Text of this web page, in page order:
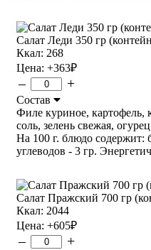
Салат Леди 350 гр
Ккал: 268
Цена: +363₽
– +
Состав
Филе куриное, картофель,
соль, зелень свежая,
На 100 г. блюдо содержит:
углеводов - 3 гр.
Салат Пражский 700 гр
Ккал: 2044
Цена: +605₽
– +